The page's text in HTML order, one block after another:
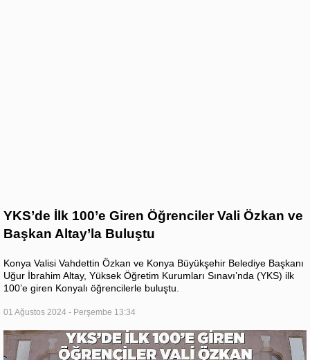
YKS’de İlk 100’e Giren Öğrenciler Vali Özkan ve
Başkan Altay’la Buluştu
Konya Valisi Vahdettin Özkan ve Konya Büyükşehir Belediye Başkanı
Uğur İbrahim Altay, Yüksek Öğretim Kurumları Sınavı’nda (YKS) ilk
100’e giren Konyalı öğrencilerle buluştu.
01 Ağustos 2024 - Perşembe 13:34